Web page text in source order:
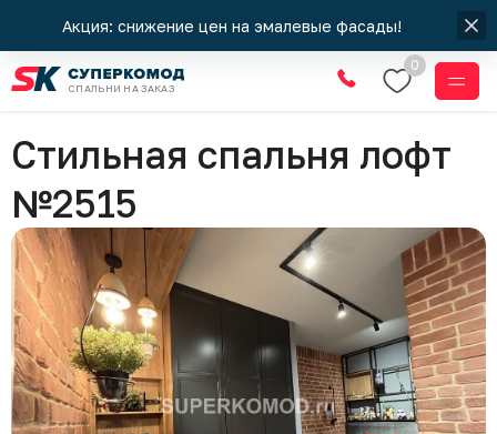
Акция: снижение цен на эмалевые фасады!
СПАЛЬНИ НА ЗАКАЗ
0
Спальни
Стильная спальня лофт
№2515